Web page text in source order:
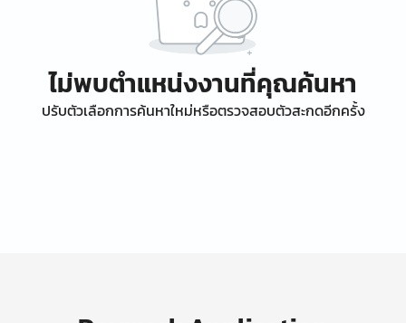
ไม่พบตำแหน่งงานที่คุณค้นหา
ปรับตัวเลือกการค้นหาใหม่หรือตรวจสอบตัวสะกดอีกครั้ง